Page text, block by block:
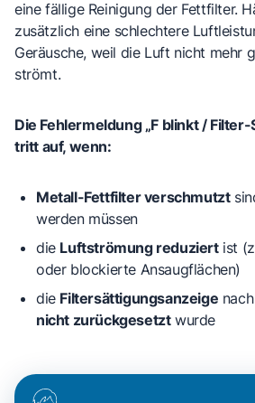
eine fällige Reinigung der Fettfilter.
zusätzlich eine schlechtere
Geräusche, weil die Luft nicht mehr
strömt.
Die Fehlermeldung „F blinkt /
tritt auf, wenn:
Metall-Fettfilter verschmutzt
werden müssen
die Luftströmung reduziertist
oder blockierte Ansaugflächen)
die Filtersättigungsanzeige
nicht zurückgesetztwurde